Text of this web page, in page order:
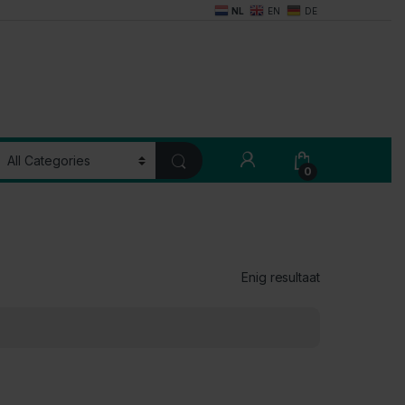
NL EN DE
My Account
0
Enig resultaat